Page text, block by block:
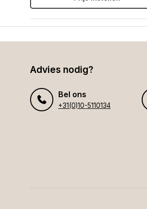
Advies nodig?
Bel ons
+31(0)10-5110134